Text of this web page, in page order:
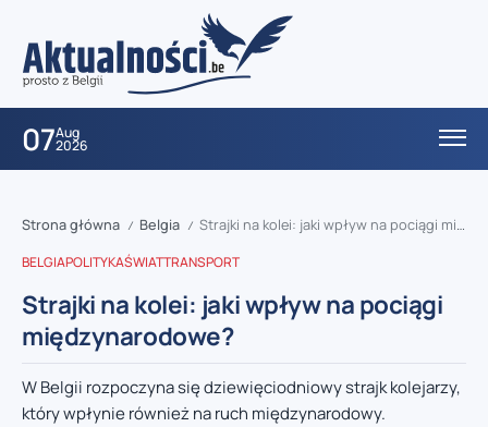
07Aug
2026
Strona główna / Belgia / Strajki na kolei: jaki wpływ na pociągi międzynarodowe?
BELGIAPOLITYKAŚWIATTRANSPORT
Strajki na kolei: jaki wpływ na pociągi
międzynarodowe?
W Belgii rozpoczyna się dziewięciodniowy strajk kolejarzy,
który wpłynie również na ruch międzynarodowy.